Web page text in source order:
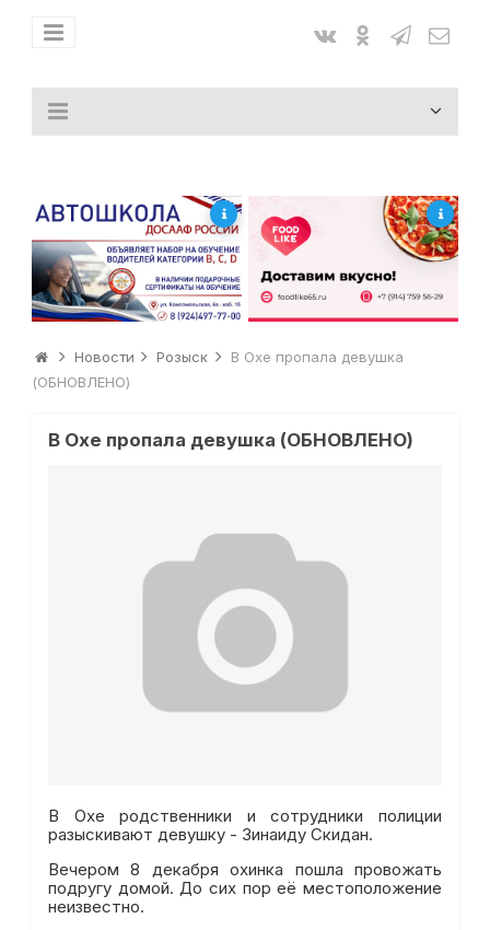
Новости Розыск
В Охе пропала девушка
(ОБНОВЛЕНО)
В Охе пропала девушка (ОБНОВЛЕНО)
В Охе родственники и сотрудники полиции
разыскивают девушку - Зинаиду Скидан.
Вечером 8 декабря охинка пошла провожать
подругу домой. До сих пор её местоположение
неизвестно.